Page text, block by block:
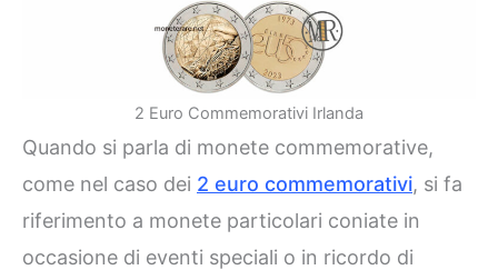
2 Euro Commemorativi Irlanda
Quando si parla di monete commemorative,
come nel caso dei 2 euro commemorativi, si fa
riferimento a monete particolari coniate in
occasione di eventi speciali o in ricordo di